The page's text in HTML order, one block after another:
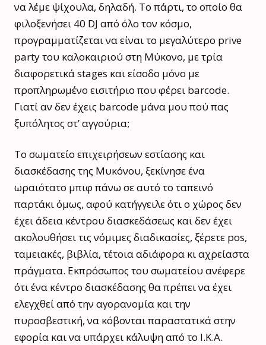
να λέμε ψίχουλα, δηλαδή. Το πάρτι, το οποίο θα
φιλοξενήσει 40 DJ από όλο τον κόσμο,
προγραμματίζεται να είναι το μεγαλύτερο prive
party του καλοκαιριού στη Μύκονο, με τρία
διαφορετικά stages και είσοδο μόνο με
προπληρωμένο εισιτήριο που φέρει barcode.
Γιατί αν δεν έχεις barcode μάνα μου πού πας
ξυπόλητος στ’ αγγούρια;
Το σωματείο επιχειρήσεων εστίασης και
διασκέδασης της Μυκόνου, ξεκίνησε ένα
ωραιότατο μπιφ πάνω σε αυτό το ταπεινό
παρτάκι όμως, αφού κατήγγειλε ότι ο χώρος δεν
έχει άδεια κέντρου διασκεδάσεως και δεν έχει
ακολουθήσει τις νόμιμες διαδικασίες, ξέρετε pos,
ταμειακές, βιβλία, τέτοια αδιάφορα κι αχρείαστα
πράγματα. Εκπρόσωπος του σωματείου ανέφερε
ότι ένα κέντρο διασκέδασης θα πρέπει να έχει
ελεγχθεί από την αγορανομία και την
πυροσβεστική, να κόβονται παραστατικά στην
εφορία και να υπάρχει κάλυψη από το Ι.Κ.Α.